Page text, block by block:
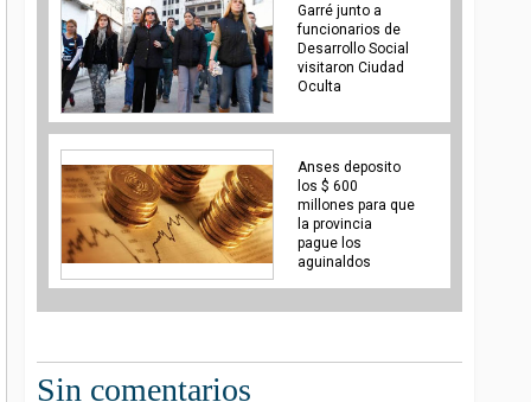
Garré junto a
funcionarios de
Desarrollo Social
visitaron Ciudad
Oculta
Anses deposito
los $ 600
millones para que
la provincia
pague los
aguinaldos
Sin comentarios